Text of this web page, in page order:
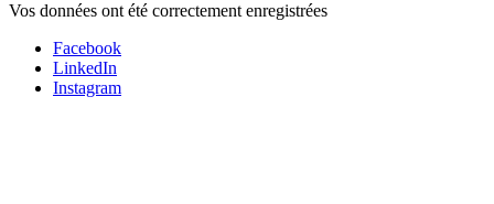
Vos données ont été correctement enregistrées
Facebook
LinkedIn
Instagram